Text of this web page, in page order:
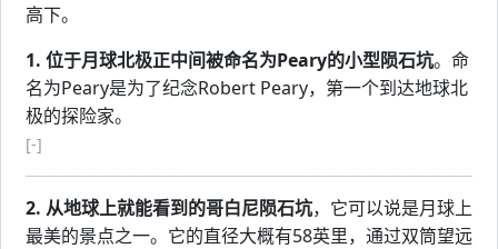
高下。
1. 位于月球北极正中间被命名为Peary的小型陨石坑。命
名为Peary是为了纪念Robert Peary，第一个到达地球北
极的探险家。
[-]
2. 从地球上就能看到的哥白尼陨石坑，它可以说是月球上
最美的景点之一。它的直径大概有58英里，通过双筒望远